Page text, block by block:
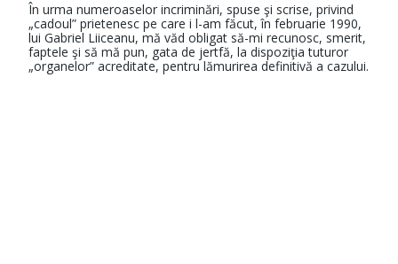
În urma numeroaselor incriminări, spuse şi scrise, privind
„cadoul” prietenesc pe care i l-am făcut, în februarie 1990,
lui Gabriel Liiceanu, mă văd obligat să-mi recunosc, smerit,
faptele şi să mă pun, gata de jertfă, la dispoziţia tuturor
„organelor” acreditate, pentru lămurirea definitivă a cazului.